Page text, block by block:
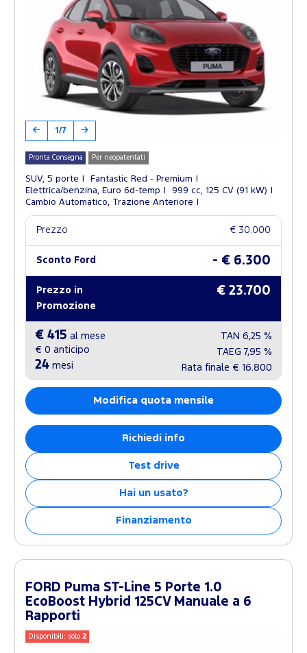
1/7
Pronta Consegna Per neopatentati
SUV, 5 porte
Fantastic Red - Premium
Elettrica/benzina, Euro 6d-temp
999 cc, 125 CV (91 kW)
Cambio Automatico, Trazione Anteriore
Prezzo € 30.000
Sconto Ford - € 6.300
Prezzo in
Promozione
€ 23.700
€ 415 al mese
€ 0 anticipo
24 mesi
TAN 6,25 %
TAEG 7,95 %
Rata finale € 16.800
Modifica quota mensile
Richiedi info
Test drive
Hai un usato?
Finanziamento
FORD Puma ST-Line 5 Porte 1.0
EcoBoost Hybrid 125CV Manuale a 6
Rapporti
Disponibili: solo2